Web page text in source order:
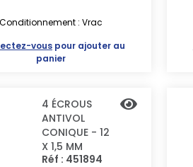
: Vrac
vous pour ajouter au
panier
4 ÉCROUS
ANTIVOL
CONIQUE - 12
X 1,5 MM
Réf : 451894